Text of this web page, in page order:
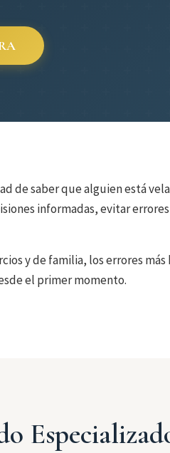
de saber que alguien está
informadas, evitar
y de familia, los errores
el primer momento.